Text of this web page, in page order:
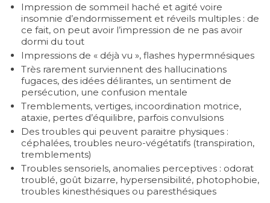
Impression de sommeil haché et agité voire
insomnie d’endormissement et réveils multiples : de
ce fait, on peut avoir l’impression de ne pas avoir
dormi du tout
Impressions de « déjà vu », flashes hypermnésiques
Très rarement surviennent des hallucinations
fugaces, des idées délirantes, un sentiment de
persécution, une confusion mentale
Tremblements, vertiges, incoordination motrice,
ataxie, pertes d’équilibre, parfois convulsions
Des troubles qui peuvent paraitre physiques :
céphalées, troubles neuro-végétatifs (transpiration,
tremblements)
Troubles sensoriels, anomalies perceptives : odorat
troublé, goût bizarre, hypersensibilité, photophobie,
troubles kinesthésiques ou paresthésiques